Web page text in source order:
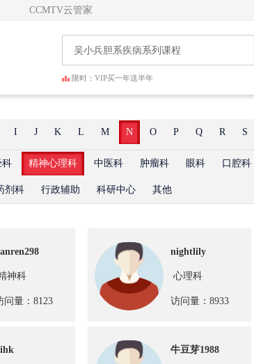
CCMTV云管家
限时：VIP买一年送半年
I J K L M N O P Q R S
科 精神心理科 中医科 肿瘤科 眼科 口腔科
剂科 行政辅助 科研中心 其他
神科
问量：8123
nightlily
心理科
访问量：8933
牛豆芽1988